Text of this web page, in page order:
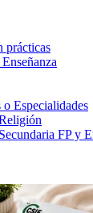
prácticas
Especialidades
FP y